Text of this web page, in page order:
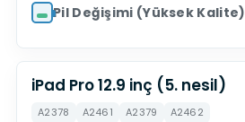
Pil Değişimi (Yüksek Kalite)
iPad Pro 12.9 inç (5. nesil)
A2378 A2461 A2379 A2462